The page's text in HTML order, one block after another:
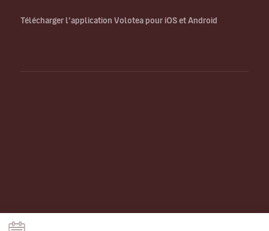
Télécharger l’application Volotea pour iOS et Android